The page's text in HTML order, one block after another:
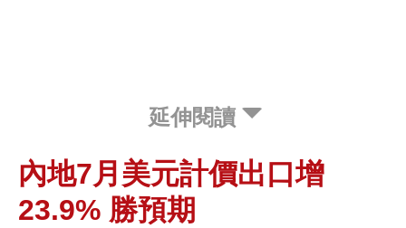
延伸閱讀
內地7月美元計價出口增
23.9% 勝預期